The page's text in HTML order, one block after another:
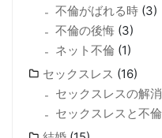
不倫がばれる時 (3)
不倫の後悔 (3)
ネット不倫 (1)
セックスレス (16)
セックスレスの解消
セックスレスと不倫